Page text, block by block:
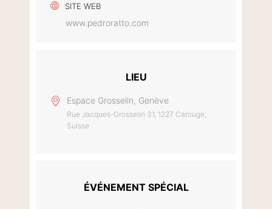
SITE WEB
www.pedroratto.com
LIEU
Espace Grosselin, Genève
Rue Jacques-Grosselin 31, 1227 Carouge,
Suisse
ÉVÉNEMENT SPÉCIAL